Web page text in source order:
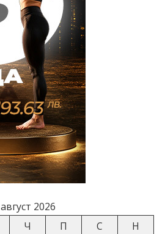
август 2026
Ч П С
Н